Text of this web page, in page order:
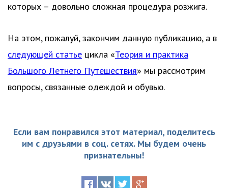
которых – довольно сложная процедура розжига.
На этом, пожалуй, закончим данную публикацию, а в
следующей статье цикла «Теория и практика
Большого Летнего Путешествия» мы рассмотрим
вопросы, связанные одеждой и обувью.
Если вам понравился этот материал, поделитесь
им с друзьями в соц. сетях. Мы будем очень
признательны!